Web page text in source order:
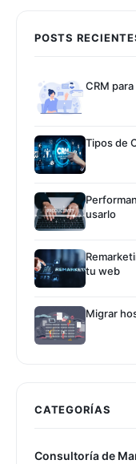
POSTS
CRM
Tipos de
usarlo
tu web
Migrar
CATEGORÍAS
Consultoría de